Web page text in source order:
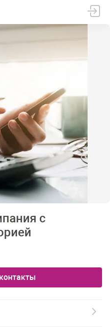
с